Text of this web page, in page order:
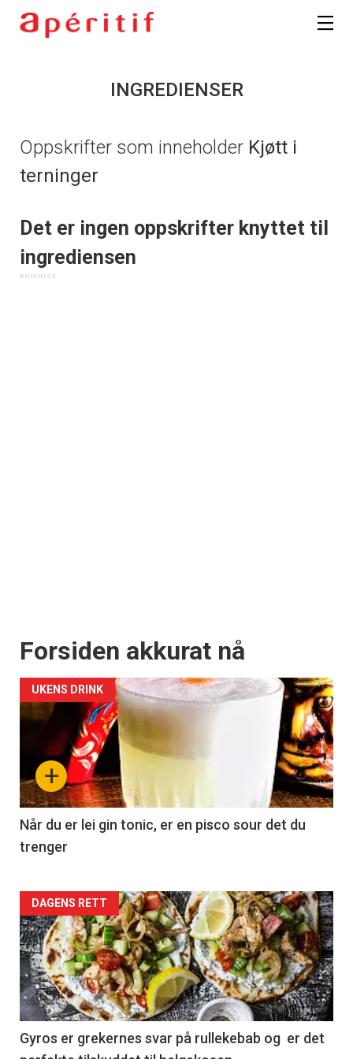
INGREDIENSER
Oppskrifter som inneholder Kjøtt i
terninger
Det er ingen oppskrifter knyttet til
ingrediensen
Forsiden akkurat nå
+
UKENS DRINK
Når du er lei gin tonic, er en pisco sour det du
trenger
Forsiden
akkurat
nå
-
2
DAGENS RETT
Gyros er grekernes svar på rullekebab og er det